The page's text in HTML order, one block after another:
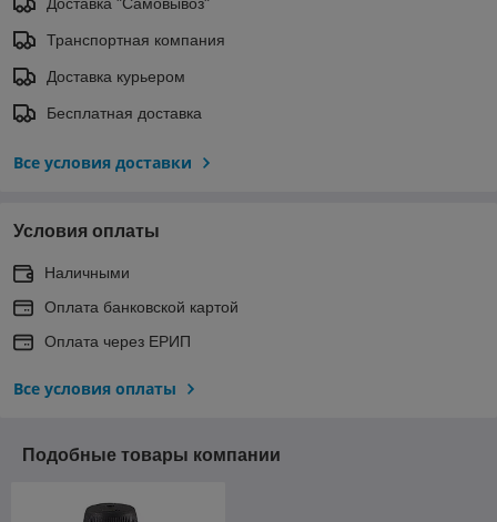
Транспортная компания
Доставка курьером
Бесплатная доставка
Все условия доставки
Условия оплаты
Наличными
Оплата банковской картой
Оплата через ЕРИП
Все условия оплаты
Подобные товары компании